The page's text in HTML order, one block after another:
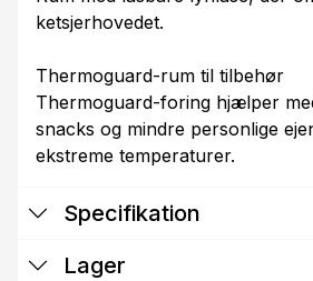
ketsjerhovedet.
Thermoguard-rum til tilbehør
Thermoguard-foring hjælper
snacks og mindre personlige
ekstreme temperaturer.
Specifikation
Lager